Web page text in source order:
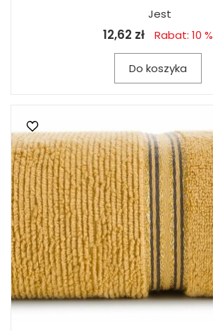
Jest
12,62 zł Rabat: 10 %
Do koszyka